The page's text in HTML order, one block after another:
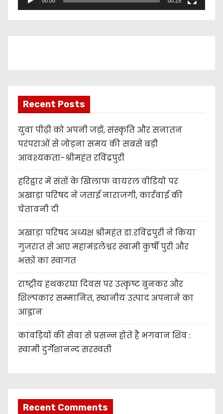
a
Recent Posts
युवा पीढ़ी को अपनी जड़ों, संस्कृति और सनातन
परंपराओं से जोड़ना समय की सबसे बड़ी
आवश्यकता-श्रीमहंत रविंद्रपुरी
हरिद्वार में संतों के खिलाफ वायरल वीडियो पर
अखाड़ा परिषद ने जताई नाराजगी, कार्रवाई की
चेतावनी दी
अखाड़ा परिषद अध्यक्ष श्रीमहंत डा.रविंद्रपुरी ने किया
गुजरात से आए महामंडलेश्वर स्वामी कुर्षी पुरी और
भक्तों का स्वागत
राष्ट्रीय हथकरघा दिवस पर उत्कृष्ट बुनकर और
शिल्पकार सम्मानित, स्थानीय उत्पाद अपनाने का
आह्वान
कांवड़ियों की सेवा से प्रसन्न होते हैं भगवान शिव :
स्वामी दुर्गेशानन्द सरस्वती
Recent Comments